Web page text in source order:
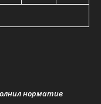
норматив